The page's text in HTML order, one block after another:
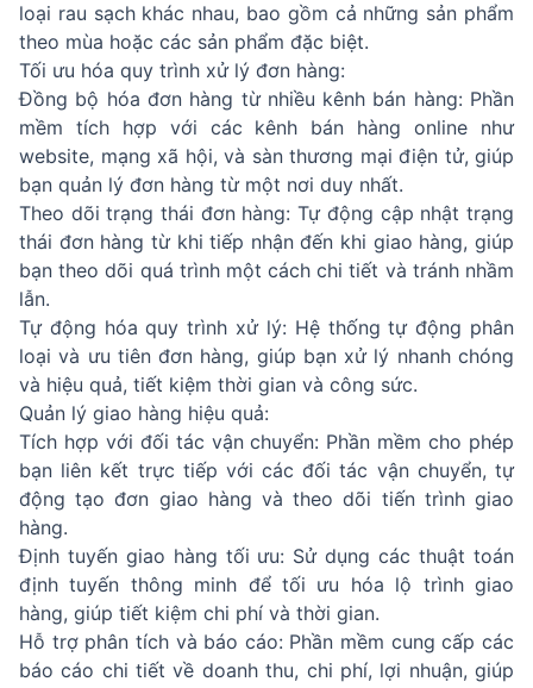
loại rau sạch khác nhau, bao gồm cả những sản phẩm
theo mùa hoặc các sản phẩm đặc biệt.
Tối ưu hóa quy trình xử lý đơn hàng:
Đồng bộ hóa đơn hàng từ nhiều kênh bán hàng: Phần
mềm tích hợp với các kênh bán hàng online như
website, mạng xã hội, và sàn thương mại điện tử, giúp
bạn quản lý đơn hàng từ một nơi duy nhất.
Theo dõi trạng thái đơn hàng: Tự động cập nhật trạng
thái đơn hàng từ khi tiếp nhận đến khi giao hàng, giúp
bạn theo dõi quá trình một cách chi tiết và tránh nhầm
lẫn.
Tự động hóa quy trình xử lý: Hệ thống tự động phân
loại và ưu tiên đơn hàng, giúp bạn xử lý nhanh chóng
và hiệu quả, tiết kiệm thời gian và công sức.
Quản lý giao hàng hiệu quả:
Tích hợp với đối tác vận chuyển: Phần mềm cho phép
bạn liên kết trực tiếp với các đối tác vận chuyển, tự
động tạo đơn giao hàng và theo dõi tiến trình giao
hàng.
Định tuyến giao hàng tối ưu: Sử dụng các thuật toán
định tuyến thông minh để tối ưu hóa lộ trình giao
hàng, giúp tiết kiệm chi phí và thời gian.
Hỗ trợ phân tích và báo cáo: Phần mềm cung cấp các
báo cáo chi tiết về doanh thu, chi phí, lợi nhuận, giúp